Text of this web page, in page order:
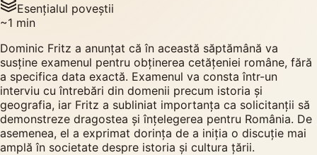
Esențialul poveștii
~1 min
Dominic Fritz a anunțat că în această săptămână va
susține examenul pentru obținerea cetățeniei române, fără
a specifica data exactă. Examenul va consta într-un
interviu cu întrebări din domenii precum istoria și
geografia, iar Fritz a subliniat importanța ca solicitanții să
demonstreze dragostea și înțelegerea pentru România. De
asemenea, el a exprimat dorința de a iniția o discuție mai
amplă în societate despre istoria și cultura țării.